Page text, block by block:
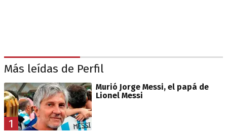
Más leídas de Perfil
1
Murió Jorge Messi, el papá de
Lionel Messi